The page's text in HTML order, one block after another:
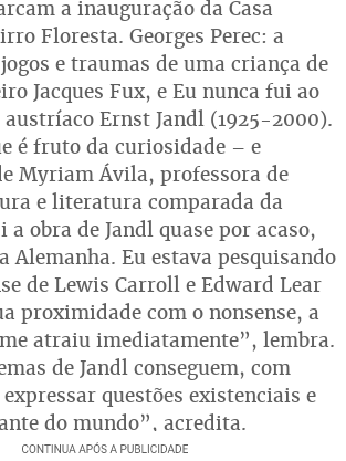
a inauguração da Casa
Floresta. Georges Perec: a
e traumas de uma criança de
Jacques Fux, e Eu nunca fui ao
Ernst Jandl (1925-2000).
é fruto da curiosidade – e
Myriam Ávila, professora de
e literatura comparada da
a obra de Jandl quase por acaso,
Alemanha. Eu estava pesquisando
de Lewis Carroll e Edward Lear
proximidade com o nonsense, a
atraiu imediatamente”, lembra.
de Jandl conseguem, com
questões existenciais e
do mundo”, acredita.